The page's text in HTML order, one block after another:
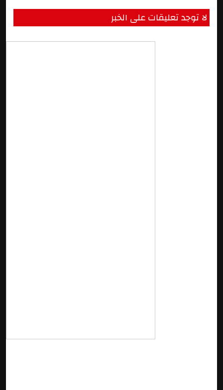
لا توجد تعليقات على الخبر